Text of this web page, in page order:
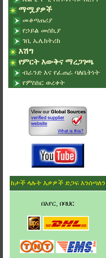
ማሟያዎች
መቆጣጠሪያ
የኃይል መሰኪያ
ገቢ ኤሌክትሪክ
እሽግ
የምርት እውቅና ማረጋገጫ
ብራንድ እና የፈጠራ ባለቤትነት
የምስክር ወረቀት
ከታች ላሉት እቃዎች ድጋፍ እንሰጣለን
በአየር, በባህር